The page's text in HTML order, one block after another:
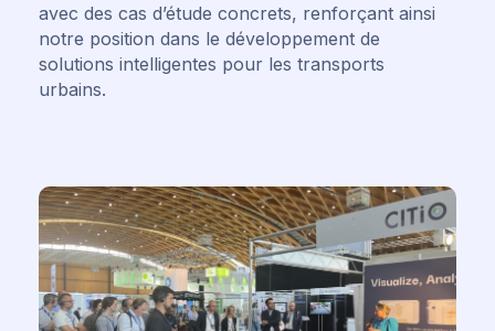
avec des cas d’étude concrets, renforçant ainsi
notre position dans le développement de
solutions intelligentes pour les transports
urbains.